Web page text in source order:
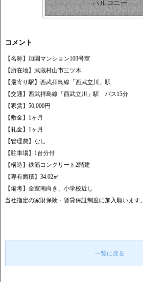
コメント
【名称】加園マンション103号室
【所在地】武蔵村山市三ツ木
【最寄り駅】西武拝島線「西武立川」駅
【交通】西武拝島線「西武立川」駅 バス15分
【家賃】50,000円
【敷金】1ヶ月
【礼金】1ヶ月
【管理費】なし
【駐車場】1台分付
【構造】鉄筋コンクリート2階建
【専有面積】34.02㎡
【備考】全室南向き、小学校近し
当社指定の家財保険・賃貸保証制度に加入願います。
一覧に戻る